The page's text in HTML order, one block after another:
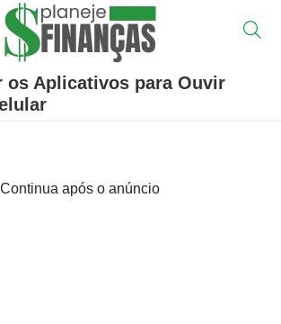
os Aplicativos para Ouvir
Continua após o anúncio